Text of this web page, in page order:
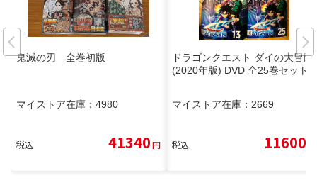
鬼滅の刃 全巻初版
マイストア在庫： 4980
税込 41340円
ドラゴンクエスト ダイの大冒険
(2020年版) DVD 全25巻セット
マイストア在庫： 2669
税込 11600